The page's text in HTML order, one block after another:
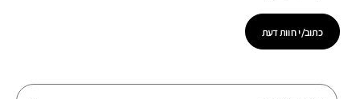
כתוב/י חוות דעת